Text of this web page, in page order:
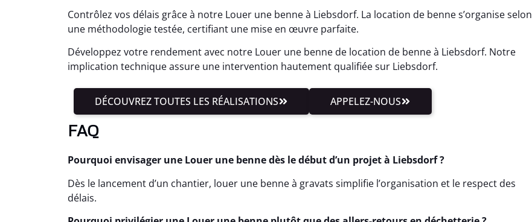
Contrôlez vos délais grâce à notre Louer une benne à Liebsdorf. La location de benne s’organise selon
une méthodologie testée, certifiant une mise en œuvre parfaite.
Développez votre rendement avec notre Louer une benne de location de benne à Liebsdorf. Notre
implication technique assure une intervention hautement qualifiée sur Liebsdorf.
DÉCOUVREZ TOUTES LES RÉALISATIONS APPELEZ-NOUS
FAQ
Pourquoi envisager une Louer une benne dès le début d’un projet à Liebsdorf ?
Dès le lancement d’un chantier, louer une benne à gravats simplifie l’organisation et le respect des
délais.